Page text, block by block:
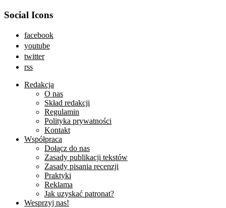
Social Icons
facebook
youtube
twitter
rss
Redakcja
O nas
Skład redakcji
Regulamin
Polityka prywatności
Kontakt
Współpraca
Dołącz do nas
Zasady publikacji tekstów
Zasady pisania recenzji
Praktyki
Reklama
Jak uzyskać patronat?
Wesprzyj nas!